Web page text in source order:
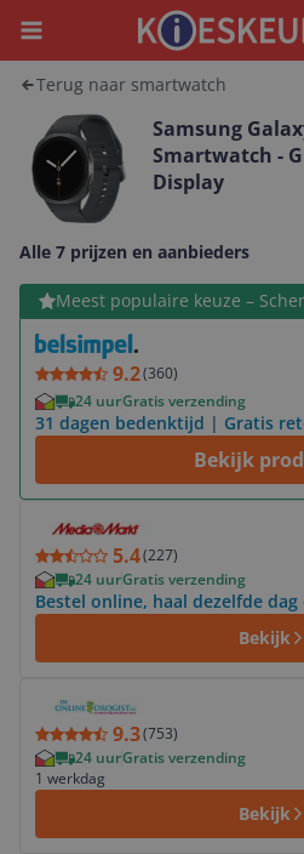
Menu
Terug naar smartwatch
Samsung
Smartwatch -
Display
Alle 7 prijzen en aanbieders
Meest populaire keuze –
9.2(360)
24 uurGratis verzending
31 dagen bedenktijd | Gratis
Bekijk
Bekijk product
5.4(227)
24 uurGratis verzending
Bestel online, haal dezelfde
Bekijk
9.3(753)
24 uurGratis verzending
1 werkdag
Bekijk